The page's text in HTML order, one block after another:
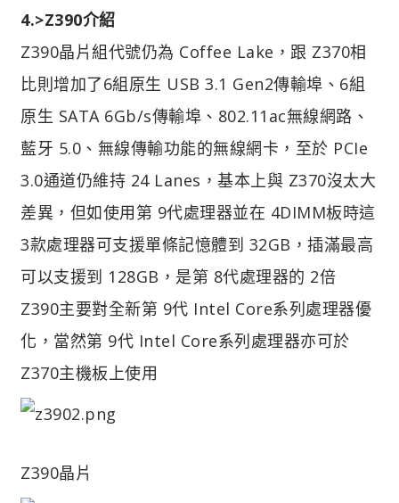
4.>Z390介紹
Z390晶片組代號仍為 Coffee Lake，跟 Z370相
比則增加了6組原生 USB 3.1 Gen2傳輸埠、6組
原生 SATA 6Gb/s傳輸埠、802.11ac無線網路、
藍牙 5.0、無線傳輸功能的無線網卡，至於 PCIe
3.0通道仍維持 24 Lanes，基本上與 Z370沒太大
差異，但如使用第 9代處理器並在 4DIMM板時這
3款處理器可支援單條記憶體到 32GB，插滿最高
可以支援到 128GB，是第 8代處理器的 2倍
Z390主要對全新第 9代 Intel Core系列處理器優
化，當然第 9代 Intel Core系列處理器亦可於
Z370主機板上使用
Z390晶片